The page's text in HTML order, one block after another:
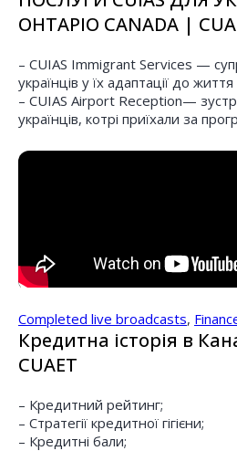
ОНТАРІО CANADA |
– CUIAS Immigrant Services —
українців у їх адаптації до
– CUIAS Airport Reception—
українців, котрі приїхали за
Completed live broadcasts,
Кредитна історія в
CUAET
– Кредитний рейтинг;
– Стратегії кредитної гігієни;
– Кредитні бали;